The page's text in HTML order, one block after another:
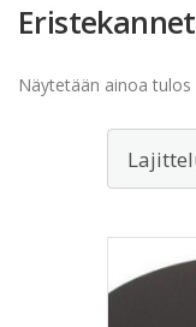
Eristekannet
Näytetään ainoa tulos